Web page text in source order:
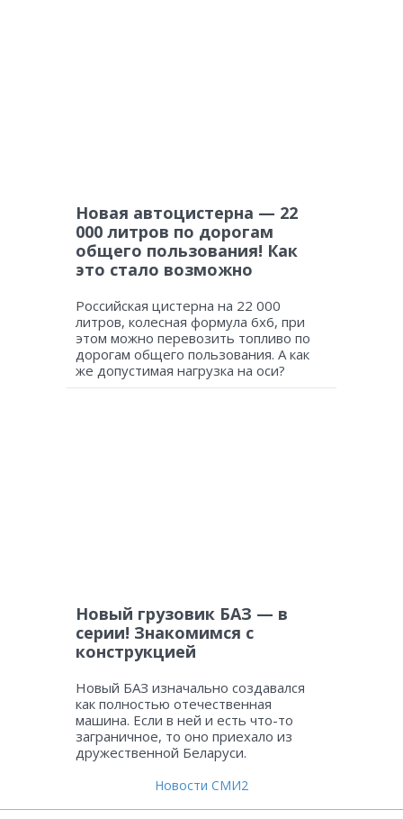
Новая автоцистерна — 22
000 литров по дорогам
общего пользования! Как
это стало возможно
Российская цистерна на 22 000
литров, колесная формула 6х6, при
этом можно перевозить топливо по
дорогам общего пользования. А как
же допустимая нагрузка на оси?
Новый грузовик БАЗ — в
серии! Знакомимся с
конструкцией
Новый БАЗ изначально создавался
как полностью отечественная
машина. Если в ней и есть что-то
заграничное, то оно приехало из
дружественной Беларуси.
Новости СМИ2